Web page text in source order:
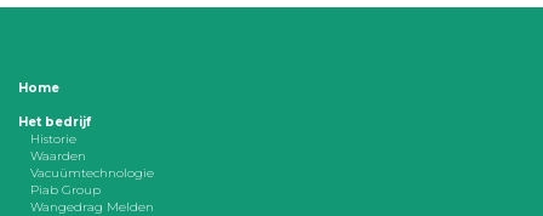
Home
Het bedrijf
Historie
Waarden
Vacuümtechnologie
Piab Group
Wangedrag Melden